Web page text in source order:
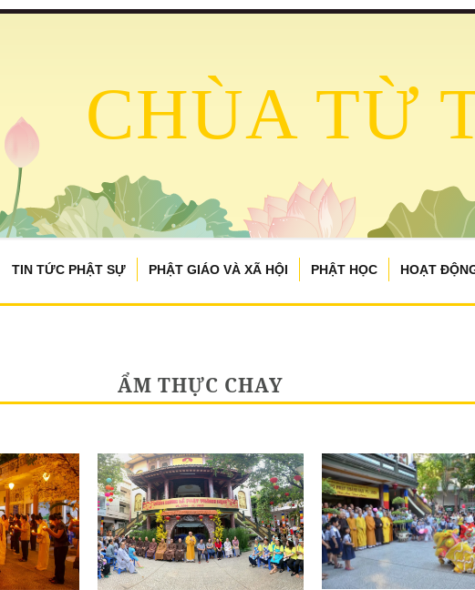
CHÙA TỪ
TIN TỨC PHẬT SỰ PHẬT GIÁO VÀ XÃ HỘI PHẬT HỌC HOẠT
ẨM THỰC CHAY